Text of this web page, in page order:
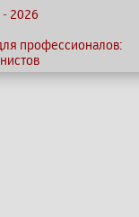
- 2026
профессионалов: